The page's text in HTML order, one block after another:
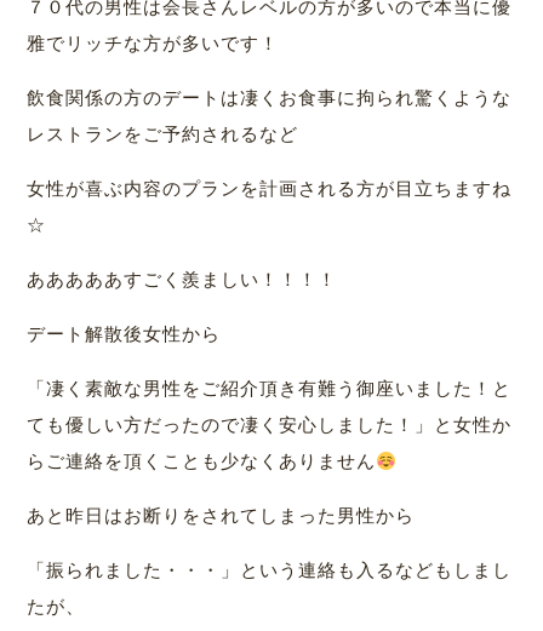
７０代の男性は会長さんレベルの方が多いので本当に優
雅でリッチな方が多いです！
飲食関係の方のデートは凄くお食事に拘られ驚くような
レストランをご予約されるなど
女性が喜ぶ内容のプランを計画される方が目立ちますね
☆
あああああすごく羨ましい！！！！
デート解散後女性から
「凄く素敵な男性をご紹介頂き有難う御座いました！と
ても優しい方だったので凄く安心しました！」と女性か
らご連絡を頂くことも少なくありません
あと昨日はお断りをされてしまった男性から
「振られました・・・」という連絡も入るなどもしまし
たが、